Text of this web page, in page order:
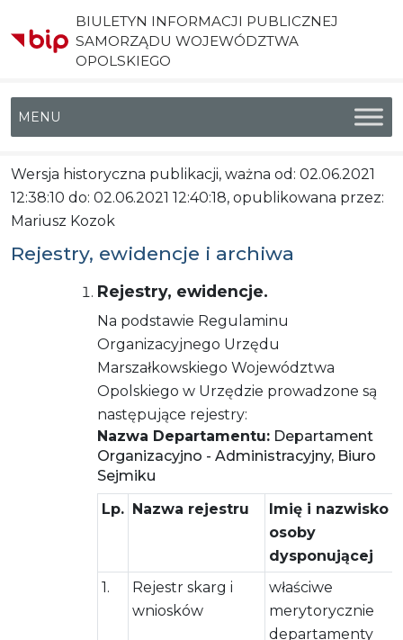
BIULETYN INFORMACJI PUBLICZNEJ
SAMORZĄDU WOJEWÓDZTWA
OPOLSKIEGO
Menu główne
Wersja historyczna publikacji, ważna od: 02.06.2021
12:38:10 do: 02.06.2021 12:40:18, opublikowana przez:
Mariusz Kozok
Rejestry, ewidencje i archiwa
Rejestry, ewidencje.
Na podstawie Regulaminu
Organizacyjnego Urzędu
Marszałkowskiego Województwa
Opolskiego w Urzędzie prowadzone są
następujące rejestry:
Nazwa Departamentu: Departament
Organizacyjno - Administracyjny, Biuro
Sejmiku
Lp. Nazwa rejestru
Imię i nazwisko
osoby
dysponującej
1.
Rejestr skarg i
wniosków
właściwe
merytorycznie
departamenty